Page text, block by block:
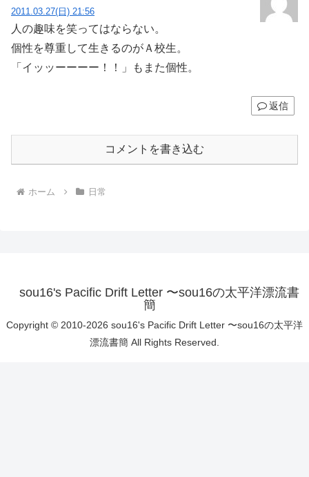
2011.03.27(日) 21:56
人の趣味を笑ってはならない。
個性を尊重して生きるのがＡ校生。
「イッッーーーー！！」もまた個性。
返信
コメントを書き込む
ホーム 日常
sou16's Pacific Drift Letter 〜sou16の太平洋漂流書
簡
Copyright © 2010-2026 sou16's Pacific Drift Letter 〜sou16の太平洋
漂流書簡 All Rights Reserved.